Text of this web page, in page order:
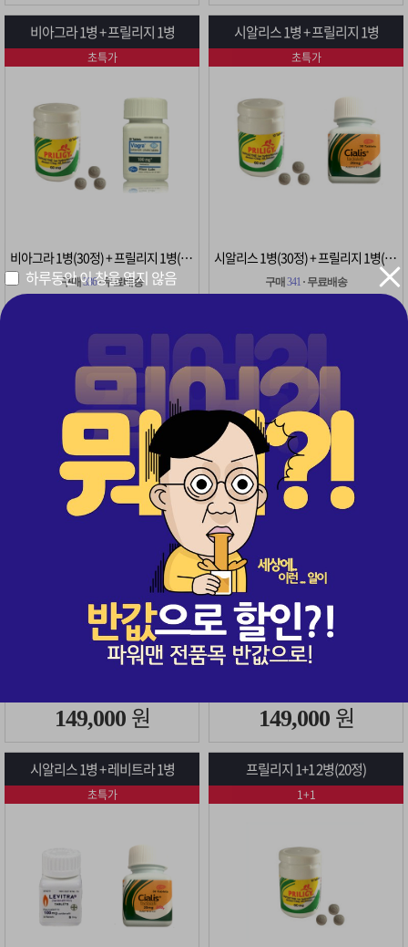
하루동안 이 창을 열지 않음
비아그라 1병 + 프릴리지 1병
비아그라 1병(30정) + 프릴리지 1병(10정)
구매336· 무료배송
149,000 원
초특가
시알리스 1병 + 프릴리지 1병
시알리스 1병(30정) + 프릴리지 1병(10정)
구매 341 · 무료배송
149,000
초특가
레비트라 1+1 2병(60정)
1+1 이벤트 적용 2병(60정)
· 무료배송
149,000 원
1+1
비아그라 1병 + 레비트라 1병
구매 371· 무료배송
149,000 원
시알리스 1병 + 레비트라 1병
초특가
프릴리지 1+1 2병(20정)
1+1